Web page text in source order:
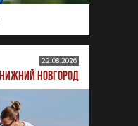
22.08.2026
НИЖНИЙ НОВГОРОД